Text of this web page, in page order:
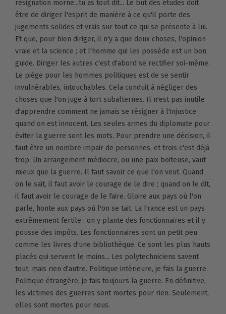
résignation morne...tu as tout dit... Le but des études doit
être de diriger l'esprit de manière à ce qu'il porte des
jugements solides et vrais sur tout ce qui se présente à lui.
Et que, pour bien diriger, il n'y a que deux choses, l'opinion
vraie et la science ; et l'homme qui les possède est un bon
guide. Diriger les autres c'est d'abord se rectifier soi-même.
Le piège pour les hommes politiques est de se sentir
invulnérables, intouchables. Cela conduit à négliger des
choses que l'on juge à tort subalternes. Il n'est pas inutile
d'apprendre comment ne jamais se résigner à l'injustice
quand on est innocent. Les seules armes du diplomate pour
éviter la guerre sont les mots. Pour prendre une décision, il
faut être un nombre impair de personnes, et trois c'est déjà
trop. Un arrangement médiocre, ou une paix boiteuse, vaut
mieux que la guerre. Il faut savoir ce que l'on veut. Quand
on le sait, il faut avoir le courage de le dire ; quand on le dit,
il faut avoir le courage de le faire. Gloire aux pays où l'on
parle, honte aux pays où l'on se tait. La France est un pays
extrêmement fertile : on y plante des fonctionnaires et il y
pousse des impôts. Les fonctionnaires sont un petit peu
comme les livres d'une bibliothèque. Ce sont les plus hauts
placés qui servent le moins... Les polytechniciens savent
tout, mais rien d'autre. Politique intérieure, je fais la guerre.
Politique étrangère, je fais toujours la guerre. En définitive,
les victimes des guerres sont mortes pour rien. Seulement,
elles sont mortes pour nous.